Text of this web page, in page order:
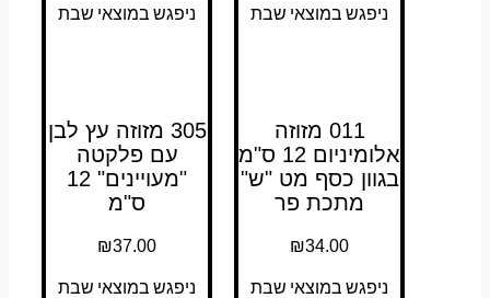
ניפגש במוצאי שבת
011 מזוזה
אלומיניום 12 ס"מ
בגוון כסף מט "ש"
מתכת פר
₪
ניפגש במוצאי שבת
ניפגש במוצאי שבת
305 מזוזה עץ לבן
עם פלקטה
"מעויינים" 12
₪
ניפגש במוצאי שבת